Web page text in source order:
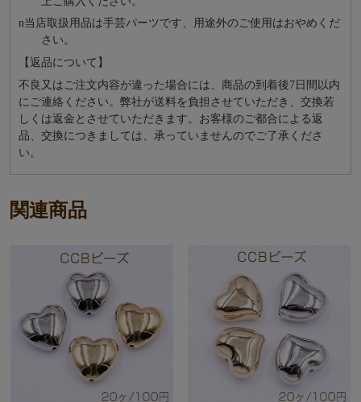
n当店取扱用品は⼿芸パーツです、⽤途外のご使⽤はおやめくだ
さい。
【返品について】
不良又はご注文内容が違った場合には、商品の到着後7日間以内
にご連絡ください。弊社が送料を負担させていただき、交換若
しくは返金とさせていただきます。お客様のご都合による返
品、交換につきましては、承っていませんのでご了承くださ
い。
関連商品